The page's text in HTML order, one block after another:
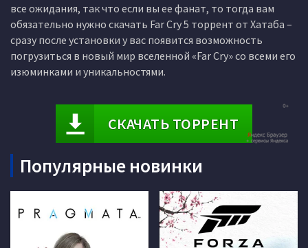
все ожидания, так что если вы ее фанат, то тогда вам
обязательно нужно скачать Far Cry 5 торрент от Хатаба –
сразу после установки у вас появится возможность
погрузиться в новый мир вселенной «Far Cry» со всеми его
изюминками и уникальностями.
СКАЧАТЬ ТОРРЕНТ
Популярные новинки